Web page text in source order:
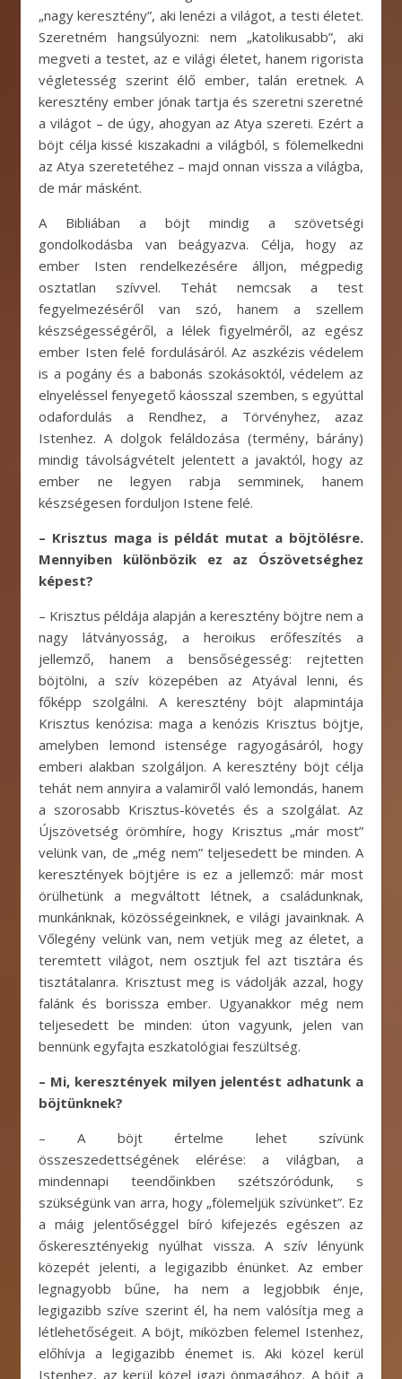
„nagy keresztény”, aki lenézi a világot, a testi életet.
Szeretném hangsúlyozni: nem „katolikusabb”, aki
megveti a testet, az e világi életet, hanem rigorista
végletesség szerint élő ember, talán eretnek. A
keresztény ember jónak tartja és szeretni szeretné
a világot – de úgy, ahogyan az Atya szereti. Ezért a
böjt célja kissé kiszakadni a világból, s fölemelkedni
az Atya szeretetéhez – majd onnan vissza a világba,
de már másként.
A Bibliában a böjt mindig a szövetségi
gondolkodásba van beágyazva. Célja, hogy az
ember Isten rendelkezésére álljon, mégpedig
osztatlan szívvel. Tehát nemcsak a test
fegyelmezéséről van szó, hanem a szellem
készségességéről, a lélek figyelméről, az egész
ember Isten felé fordulásáról. Az aszkézis védelem
is a pogány és a babonás szokásoktól, védelem az
elnyeléssel fenyegető káosszal szemben, s egyúttal
odafordulás a Rendhez, a Törvényhez, azaz
Istenhez. A dolgok feláldozása (termény, bárány)
mindig távolságvételt jelentett a javaktól, hogy az
ember ne legyen rabja semminek, hanem
készségesen forduljon Istene felé.
– Krisztus maga is példát mutat a böjtölésre.
Mennyiben különbözik ez az Ószövetséghez
képest?
– Krisztus példája alapján a keresztény böjtre nem a
nagy látványosság, a heroikus erőfeszítés a
jellemző, hanem a bensőségesség: rejtetten
böjtölni, a szív közepében az Atyával lenni, és
főképp szolgálni. A keresztény böjt alapmintája
Krisztus kenózisa: maga a kenózis Krisztus böjtje,
amelyben lemond istensége ragyogásáról, hogy
emberi alakban szolgáljon. A keresztény böjt célja
tehát nem annyira a valamiről való lemondás, hanem
a szorosabb Krisztus-követés és a szolgálat. Az
Újszövetség örömhíre, hogy Krisztus „már most”
velünk van, de „még nem” teljesedett be minden. A
keresztények böjtjére is ez a jellemző: már most
örülhetünk a megváltott létnek, a családunknak,
munkánknak, közösségeinknek, e világi javainknak. A
Vőlegény velünk van, nem vetjük meg az életet, a
teremtett világot, nem osztjuk fel azt tisztára és
tisztátalanra. Krisztust meg is vádolják azzal, hogy
falánk és borissza ember. Ugyanakkor még nem
teljesedett be minden: úton vagyunk, jelen van
bennünk egyfajta eszkatológiai feszültség.
– Mi, keresztények milyen jelentést adhatunk a
böjtünknek?
– A böjt értelme lehet szívünk
összeszedettségének elérése: a világban, a
mindennapi teendőinkben szétszóródunk, s
szükségünk van arra, hogy „fölemeljük szívünket”. Ez
a máig jelentőséggel bíró kifejezés egészen az
őskeresztényekig nyúlhat vissza. A szív lényünk
közepét jelenti, a legigazibb énünket. Az ember
legnagyobb bűne, ha nem a legjobbik énje,
legigazibb szíve szerint él, ha nem valósítja meg a
létlehetőségeit. A böjt, miközben felemel Istenhez,
előhívja a legigazibb énemet is. Aki közel kerül
Istenhez, az kerül közel igazi önmagához. A böjt a